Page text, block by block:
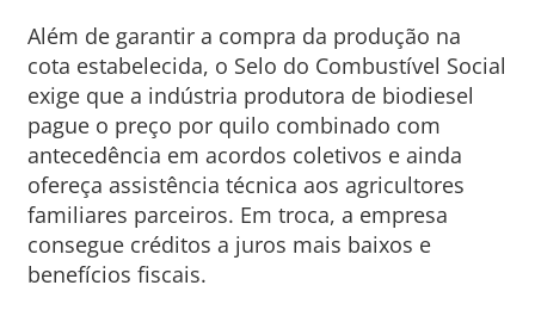
Além de garantir a compra da produção na
cota estabelecida, o Selo do Combustível Social
exige que a indústria produtora de biodiesel
pague o preço por quilo combinado com
antecedência em acordos coletivos e ainda
ofereça assistência técnica aos agricultores
familiares parceiros. Em troca, a empresa
consegue créditos a juros mais baixos e
benefícios fiscais.